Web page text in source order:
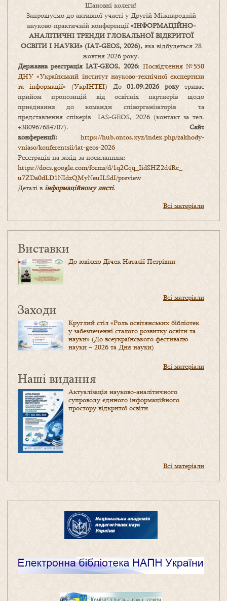
Шановні колеги!
Запрошуємо до активної участі у Другій Міжнародній
науково-практичній конференції «ІНФОРМАЦІЙНО-
АНАЛІТИЧНІ ТРЕНДИ ГЛОБАЛЬНОЇ ВІДКРИТОЇ
ОСВІТИ І НАУКИ» (IAT-GEOS, 2026),яка відбудеться 28
жовтня 2026 року.
Державна реєстрація IAT-GEOS, 2026: Посвідчення №550
ДНУ «Український інститут науково-технічної експертизи
та інформації» (УкрІНТЕІ) До01.09.2026 рокутриває
прийом пропозицій від освітніх партнерів щодо
приєднання до команди співорганізаторів та
представлення спікерів IAS-GEOS, 2026 (контакт за тел.
+380967684707). Сайт
конференції: https://hub.ontos.xyz/index.php/zakhody-
vniaso/konferentsii/iat-geos-2026
Реєстрація на захід за посиланням:
https://docs.google.com/forms/d/1q2Cqq_IidSHZ2d4Rc_
u7ZDa0dLD1NIdzQMyNeuILSdI/preview
Деталі в інформаційному листі.
Всі матеріали
Виставки
До ювілею Дічек Наталії Петрівни
Всі матеріали
Заходи
Круглий стіл «Роль освітянських бібліотек
у забезпеченні сталого розвитку освіти та
науки» (До всеукраїнського фестивалю
науки – 2026 та Дня науки)
Всі матеріали
Наші видання
Актуалізація науково-аналітичного
супроводу єдиного інформаційного
простору відкритої освіти
Всі матеріали